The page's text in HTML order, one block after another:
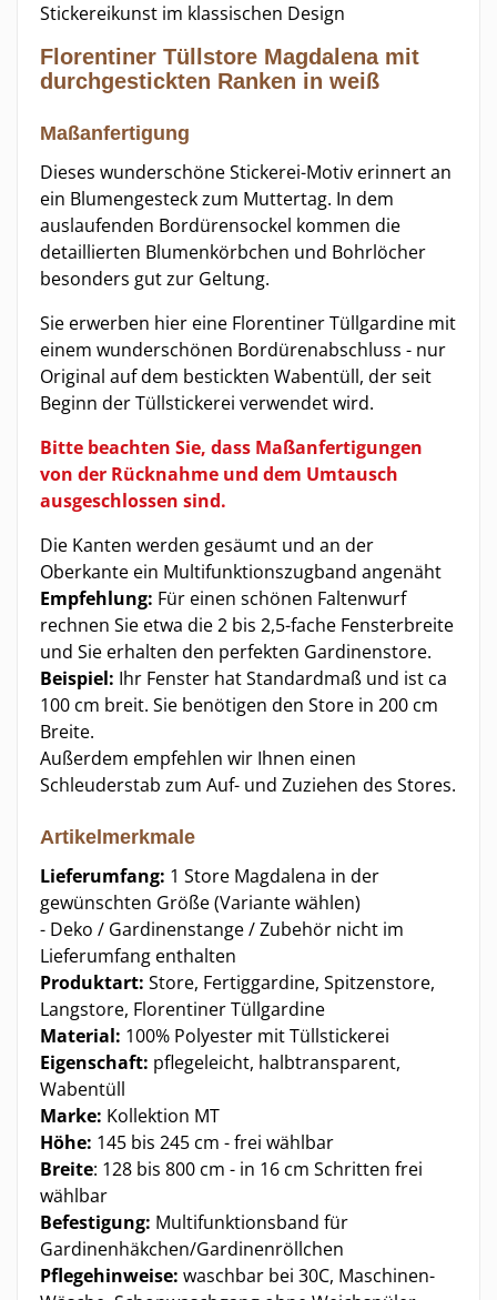
Stickereikunst im klassischen Design
Florentiner Tüllstore Magdalena mit
durchgestickten Ranken in weiß
Maßanfertigung
Dieses wunderschöne Stickerei-Motiv erinnert an
ein Blumengesteck zum Muttertag. In dem
auslaufenden Bordürensockel kommen die
detaillierten Blumenkörbchen und Bohrlöcher
besonders gut zur Geltung.
Sie erwerben hier eine Florentiner Tüllgardine mit
einem wunderschönen Bordürenabschluss - nur
Original auf dem bestickten Wabentüll, der seit
Beginn der Tüllstickerei verwendet wird.
Bitte beachten Sie, dass Maßanfertigungen
von der Rücknahme und dem Umtausch
ausgeschlossen sind.
Die Kanten werden gesäumt und an der
Oberkante ein Multifunktionszugband angenäht
Empfehlung: Für einen schönen Faltenwurf
rechnen Sie etwa die 2 bis 2,5-fache Fensterbreite
und Sie erhalten den perfekten Gardinenstore.
Beispiel: Ihr Fenster hat Standardmaß und ist ca
100 cm breit. Sie benötigen den Store in 200 cm
Breite.
Außerdem empfehlen wir Ihnen einen
Schleuderstab zum Auf- und Zuziehen des Stores.
Artikelmerkmale
Lieferumfang: 1 Store Magdalena in der
gewünschten Größe (Variante wählen)
- Deko / Gardinenstange / Zubehör nicht im
Lieferumfang enthalten
Produktart: Store, Fertiggardine, Spitzenstore,
Langstore, Florentiner Tüllgardine
Material: 100% Polyester mit Tüllstickerei
Eigenschaft: pflegeleicht, halbtransparent,
Wabentüll
Marke: Kollektion MT
Höhe: 145 bis 245 cm - frei wählbar
Breite: 128 bis 800 cm - in 16 cm Schritten frei
wählbar
Befestigung: Multifunktionsband für
Gardinenhäkchen/Gardinenröllchen
Pflegehinweise: waschbar bei 30C, Maschinen-